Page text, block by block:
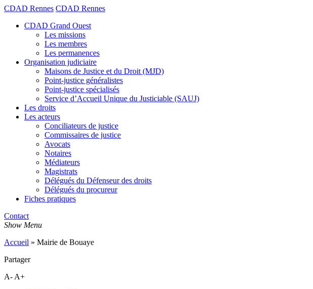
CDAD Rennes CDAD Rennes
CDAD Grand Ouest
Les missions
Les membres
Les permanences
Organisation judiciaire
Maisons de Justice et du Droit (MJD)
Point-justice généralistes
Point-justice spécialisés
Service d’Accueil Unique du Justiciable (SAUJ)
Les droits
Les acteurs
Conciliateurs de justice
Commissaires de justice
Avocats
Notaires
Médiateurs
Magistrats
Délégués du Défenseur des droits
Délégués du procureur
Fiches pratiques
Contact
Show Menu
Accueil » Mairie de Bouaye
Partager
A- A+